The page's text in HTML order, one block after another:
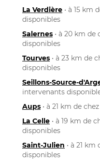
La Verdière • à 15 km
disponibles
Salernes • à 20 km de
disponibles
Tourves • à 23 km de
disponibles
Seillons-Source-
intervenants
Aups • à 21 km de
La Celle • à 19 km de
disponibles
Saint-Julien • à 21
disponibles